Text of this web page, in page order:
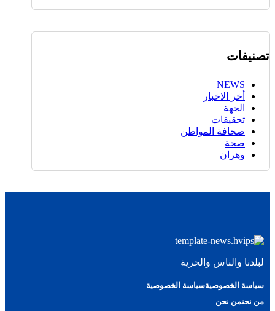
تصنيفات
NEWS
أخر الاخبار
الجهة
تحقيقات
صحافة المواطن
صحة
وهران
لبلدنا والناس والحرية
سياسة الخصوصيةسياسة الخصوصية
من نحنمن نحن